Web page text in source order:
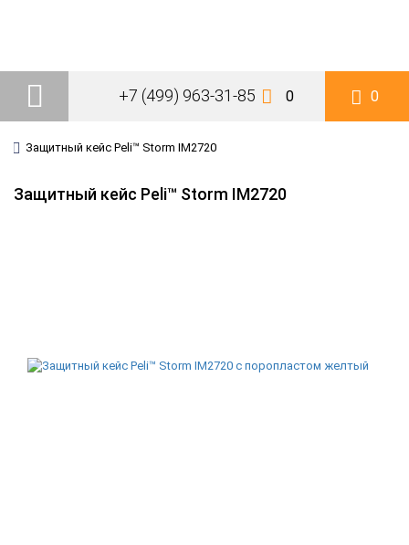
+7 (499) 963-31-85 0 0
Защитный кейс Peli™ Storm IM2720
Защитный кейс Peli™ Storm IM2720